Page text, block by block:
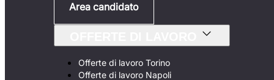
Area candidato
Offerte di lavoro Torino
Offerte di lavoro Napoli